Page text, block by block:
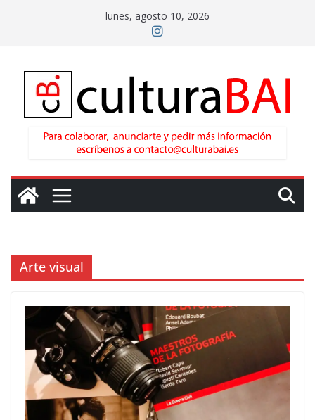
lunes, agosto 10, 2026
Arte visual